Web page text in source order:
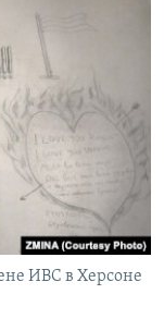
ИВС в Херсоне